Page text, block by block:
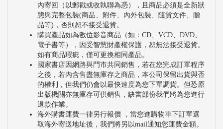
內寄回（以郵戳或收執聯為憑），且商品必須是全新狀
態與完整包裝(商品、附件、內外包裝、隨貨文件、贈
品等)，否則恕不接受退貨。
購買產品如為數位影音商品（如：CD、VCD、DVD、
電子書等），因受智慧財產權保護，恕無法接受退貨。
如有商品瑕疵，僅可更換相同產品。
國家書店因網路與門市共同銷售，若在您完成訂單程序
之後，若內含售盡無庫存之商品，本公司保留出貨與否
的權利，但我們仍會以最快速度為您下單調貨。但恐原
出版機關亦無庫存可供銷售，缺書部份我們將為您進行
退款作業。
海外購書運費一律另行報價 ，當您進購物車下訂單選
取海外寄送地址後，我們將另以mail通知您運費金額。